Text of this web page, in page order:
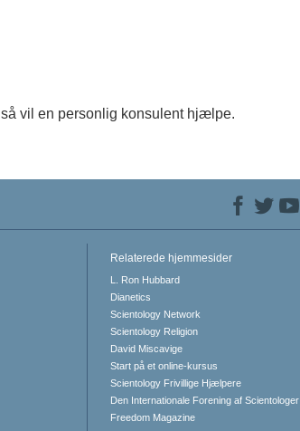
så vil en personlig konsulent hjælpe.
Relaterede hjemmesider
L. Ron Hubbard
Dianetics
Scientology Network
Scientology Religion
David Miscavige
Start på et online-kursus
Scientology Frivillige Hjælpere
Den Internationale Forening af Scientologer
Freedom Magazine